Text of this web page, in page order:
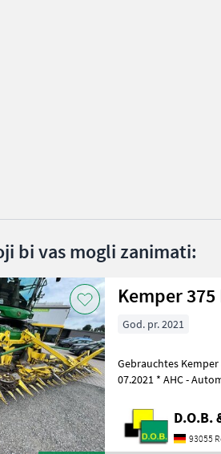
bi vas mogli zanimati:
Kemper 375
God. pr. 2021
Gebrauchtes Kemper
07.2021 * AHC -
D.O.B.
93055